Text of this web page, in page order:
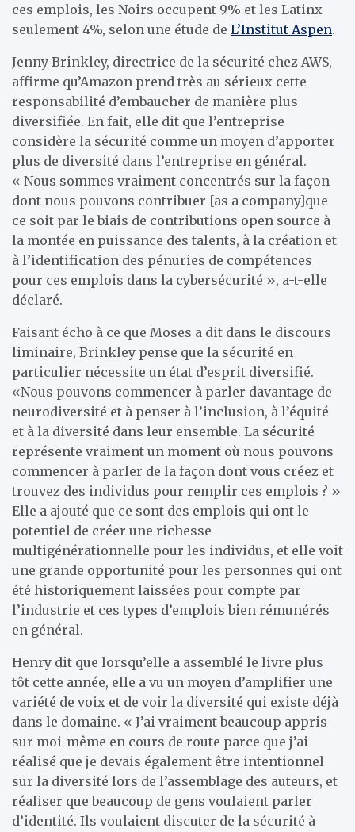
ces emplois, les Noirs occupent 9% et les Latinx
seulement 4%, selon une étude de L’Institut Aspen.
Jenny Brinkley, directrice de la sécurité chez AWS,
affirme qu’Amazon prend très au sérieux cette
responsabilité d’embaucher de manière plus
diversifiée. En fait, elle dit que l’entreprise
considère la sécurité comme un moyen d’apporter
plus de diversité dans l’entreprise en général.
« Nous sommes vraiment concentrés sur la façon
dont nous pouvons contribuer [as a company]que
ce soit par le biais de contributions open source à
la montée en puissance des talents, à la création et
à l’identification des pénuries de compétences
pour ces emplois dans la cybersécurité », a-t-elle
déclaré.
Faisant écho à ce que Moses a dit dans le discours
liminaire, Brinkley pense que la sécurité en
particulier nécessite un état d’esprit diversifié.
«Nous pouvons commencer à parler davantage de
neurodiversité et à penser à l’inclusion, à l’équité
et à la diversité dans leur ensemble. La sécurité
représente vraiment un moment où nous pouvons
commencer à parler de la façon dont vous créez et
trouvez des individus pour remplir ces emplois ? »
Elle a ajouté que ce sont des emplois qui ont le
potentiel de créer une richesse
multigénérationnelle pour les individus, et elle voit
une grande opportunité pour les personnes qui ont
été historiquement laissées pour compte par
l’industrie et ces types d’emplois bien rémunérés
en général.
Henry dit que lorsqu’elle a assemblé le livre plus
tôt cette année, elle a vu un moyen d’amplifier une
variété de voix et de voir la diversité qui existe déjà
dans le domaine. « J’ai vraiment beaucoup appris
sur moi-même en cours de route parce que j’ai
réalisé que je devais également être intentionnel
sur la diversité lors de l’assemblage des auteurs, et
réaliser que beaucoup de gens voulaient parler
d’identité. Ils voulaient discuter de la sécurité à